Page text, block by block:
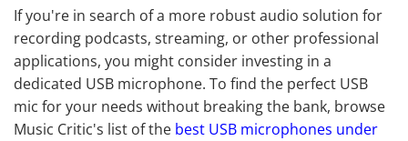
If you're in search of a more robust audio solution for
recording podcasts, streaming, or other professional
applications, you might consider investing in a
dedicated USB microphone. To find the perfect USB
mic for your needs without breaking the bank, browse
Music Critic's list of the best USB microphones under